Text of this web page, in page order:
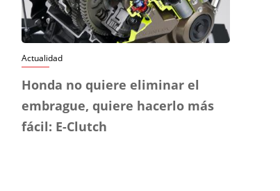
Actualidad
Honda no quiere eliminar el
embrague, quiere hacerlo más
fácil: E-Clutch